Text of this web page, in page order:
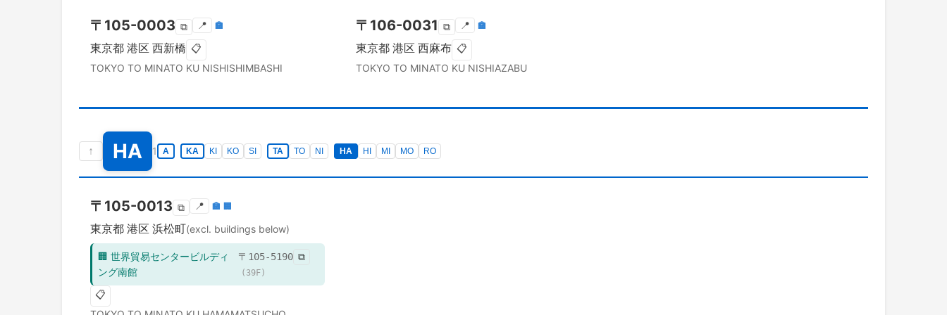
〒 105-0003 ⧉ 📍 🏣
東京都 港区 西新橋 📋
TOKYO TO MINATO KU NISHISHIMBASHI
〒 106-0031 ⧉ 📍 🏣
東京都 港区 西麻布 📋
TOKYO TO MINATO KU NISHIAZABU
↑ HA 1 A KA KI KO SI TA TO NI HA HI MI MO RO
〒 105-0013 ⧉ 📍 🏣 🏢
東京都 港区 浜松町(excl. buildings below)
🏢 世界貿易センタービルディ
ング南館
〒 105-5190 ⧉
( 39F)
📋